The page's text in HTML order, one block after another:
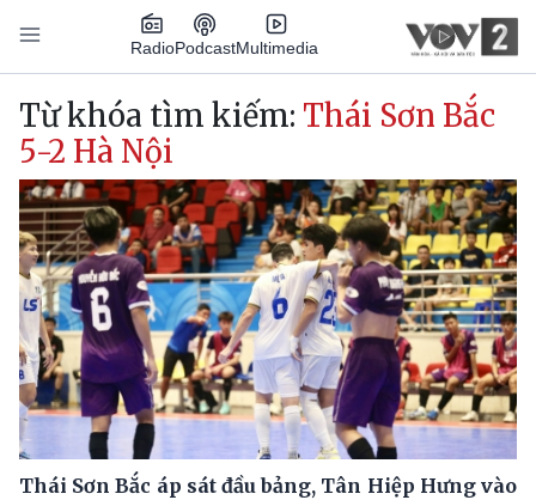
Nhảy đến nội dung
RadioPodcastMultimedia
Main navigation
Từ khóa tìm kiếm: Thái Sơn Bắc
5-2 Hà Nội
Thái Sơn Bắc áp sát đầu bảng, Tân Hiệp Hưng vào